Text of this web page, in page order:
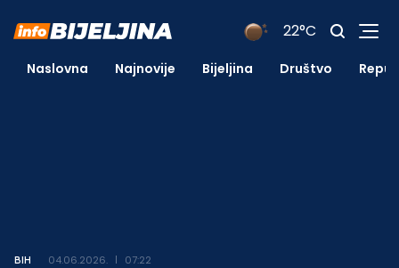
22°C
Naslovna Najnovije Bijeljina Društvo
BIH 04.06.2026. 07:22